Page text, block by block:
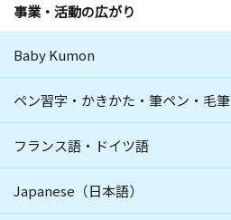
事業・活動の広がり
Baby Kumon
ペン習字・かきかた・筆ペン・毛筆
フランス語・ドイツ語
Japanese（日本語）